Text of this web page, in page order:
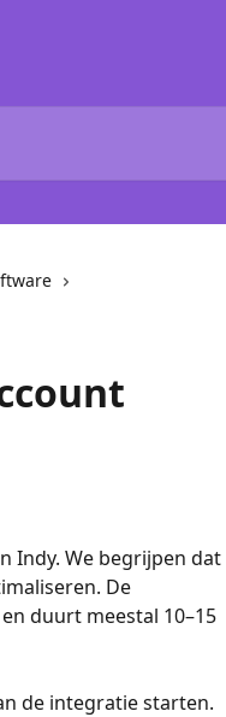
Indy. We begrijpen dat
De
duurt meestal 10–15
de integratie starten.